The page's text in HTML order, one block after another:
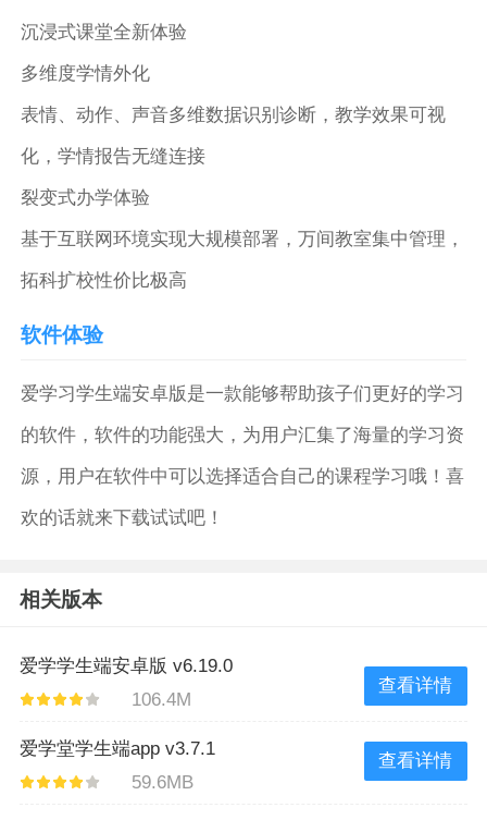
沉浸式课堂全新体验
多维度学情外化
表情、动作、声音多维数据识别诊断，教学效果可视
化，学情报告无缝连接
裂变式办学体验
基于互联网环境实现大规模部署，万间教室集中管理，
拓科扩校性价比极高
软件体验
爱学习学生端安卓版是一款能够帮助孩子们更好的学习
的软件，软件的功能强大，为用户汇集了海量的学习资
源，用户在软件中可以选择适合自己的课程学习哦！喜
欢的话就来下载试试吧！
相关版本
爱学学生端安卓版 v6.19.0
106.4M
查看详情
爱学堂学生端app v3.7.1
59.6MB
查看详情